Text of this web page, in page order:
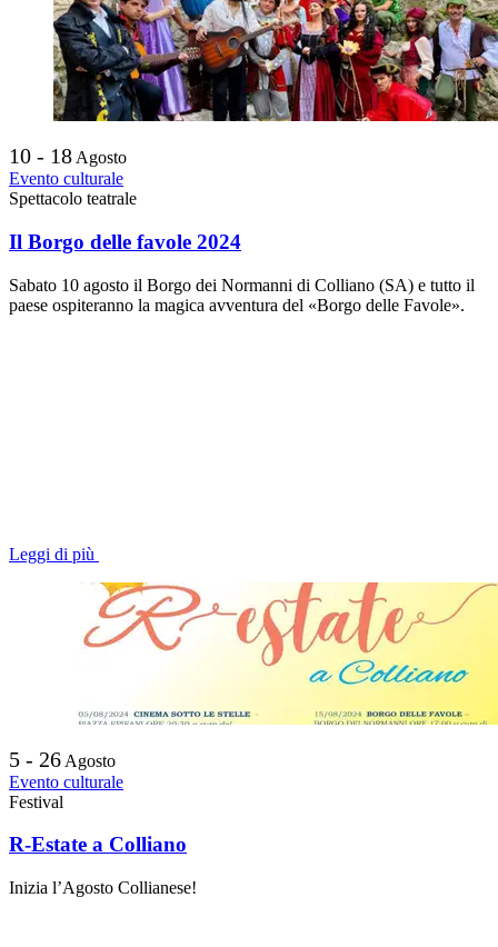
10 - 18 Agosto
Evento culturale
Spettacolo teatrale
Il Borgo delle favole 2024
Sabato 10 agosto il Borgo dei Normanni di Colliano (SA) e tutto il
paese ospiteranno la magica avventura del «Borgo delle Favole».
Leggi di più
5 - 26 Agosto
Evento culturale
Festival
R-Estate a Colliano
Inizia l’Agosto Collianese!